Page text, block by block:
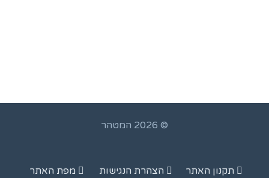
© 2026 המטהר
תקנון האתר הצהרת הנגישות מפת האתר